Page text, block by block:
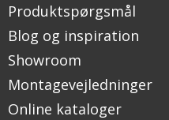
Produktspørgsmål
Blog og inspiration
Showroom
Montagevejledninger
Online kataloger